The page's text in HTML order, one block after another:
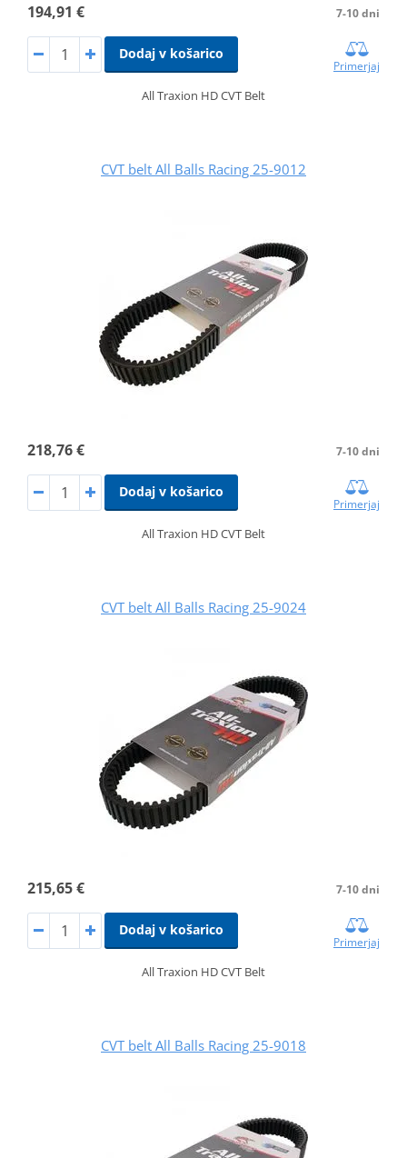
194,91 € 7-10 dni
Dodaj v košarico
Primerjaj
All Traxion HD CVT Belt
CVT belt All Balls Racing 25-9012
218,76 € 7-10 dni
Dodaj v košarico
Primerjaj
All Traxion HD CVT Belt
CVT belt All Balls Racing 25-9024
215,65 € 7-10 dni
Dodaj v košarico
Primerjaj
All Traxion HD CVT Belt
CVT belt All Balls Racing 25-9018